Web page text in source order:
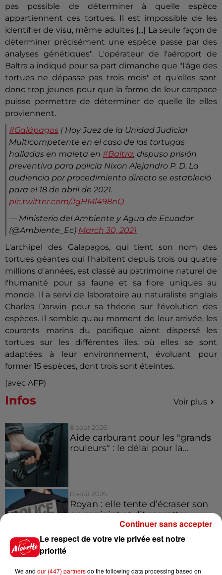
pas possible de déterminer à quelle espèce
appartiennent ces tortues. Il est impossible de les
identifier de visu, même adultes [...] La seule façon de
déterminer précisément une espèce passe par des
analyses génétiques". L'opérateur de l'aéroport de
Baltra a indiqué pour sa part dimanche que "l'âge des
tortues ne dépasse pas trois mois" et qu'elles sont
donc trop jeunes pour que la forme de leur carapace
puisse permettre de déterminer de quelle île elles
proviennent.
#Galápagos | Hoy Juez de la Unidad Judicial
Multicompetente en el caso de las tortugas
halladas en maleta en #Baltra, dispuso prisión
preventiva para policía Nixon Alejandro P. D. La
audiencia por procedimiento directo se estableció
para el 18 de abril de 2021.
pic.twitter.com/JgHMl498nQ
— Ministerio del Ambiente y Agua de Ecuador
(@Ambiente_Ec) March 30, 2021
L'archipel des Galapagos, qui tient son nom des
tortues géantes qui l'habitent depuis trois ou quatre
millions d'années, est classé au patrimoine naturel de
l'humanité pour sa faune et sa flore uniques au
monde. Il a servi de laboratoire au naturaliste anglais
Charles Darwin pour sa théorie sur l'évolution des
espèces. Il semble qu'au moment de leur arrivée, les
courants marins du pacifique aient dispersé les
tortues sur les différentes îles, où elles se sont
adaptées à leur environnement, évoluant pour
former 15 espèces, dont trois sont éteintes.
(avec AFP)
Infos Voir plus
8 août 2026
Aide carburant pour les "grands
rouleurs" : le délai pour la...
8 août 2026
Royan : elle tente d’écraser son
ex-conjoint et dit regretter...
Cambriolages : plus de 18 000
Le respect de votre vie privée est notre
priorité
We and our (447) partnersdo the following data processing based on
Continuer sans accepter